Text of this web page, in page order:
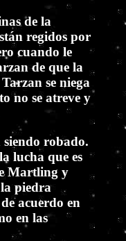
de la
regidos por
cuando le
de que la
se niega
no se atreve y
siendo robado.
lucha que es
Martling y
piedra
acuerdo en
en las